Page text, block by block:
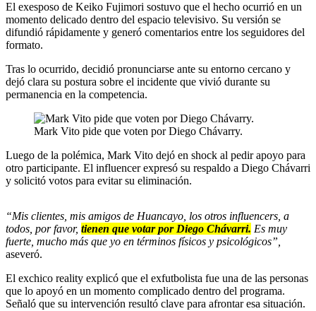
El exesposo de Keiko Fujimori sostuvo que el hecho ocurrió en un
momento delicado dentro del espacio televisivo. Su versión se
difundió rápidamente y generó comentarios entre los seguidores del
formato.
Tras lo ocurrido, decidió pronunciarse ante su entorno cercano y
dejó clara su postura sobre el incidente que vivió durante su
permanencia en la competencia.
Mark Vito pide que voten por Diego Chávarry.
Luego de la polémica, Mark Vito dejó en shock al pedir apoyo para
otro participante. El influencer expresó su respaldo a Diego Chávarri
y solicitó votos para evitar su eliminación.
“Mis clientes, mis amigos de Huancayo, los otros influencers, a
todos, por favor, tienen que votar por Diego Chávarri. Es muy
fuerte, mucho más que yo en términos físicos y psicológicos”,
aseveró.
El exchico reality explicó que el exfutbolista fue una de las personas
que lo apoyó en un momento complicado dentro del programa.
Señaló que su intervención resultó clave para afrontar esa situación.